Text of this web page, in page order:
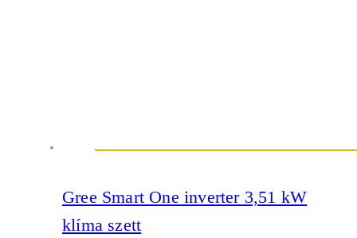
Gree Smart One inverter 3,51 kW
klíma szett